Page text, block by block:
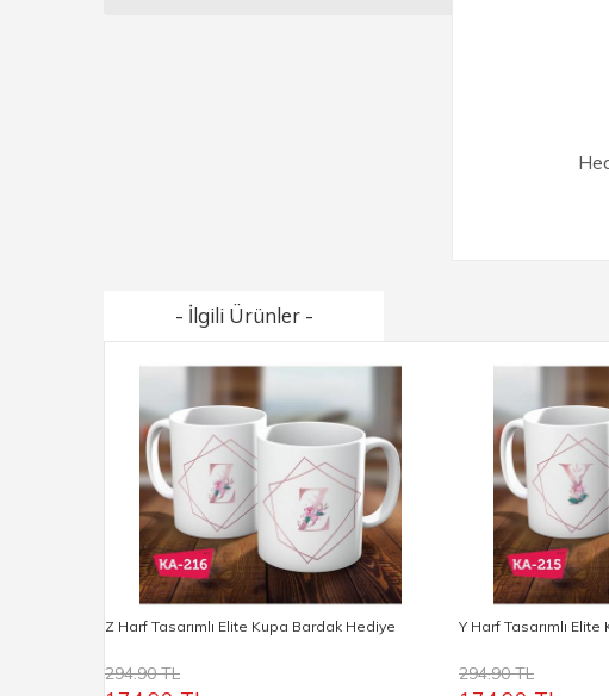
- İlgili Ürünler -
Z Harf Tasarımlı Elite Kupa Bardak Hediye
294.90 TL
Y Harf Tasarımlı
294.90 TL